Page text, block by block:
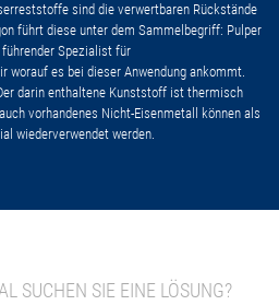
sind die verwertbaren Rückstände
führt diese unter dem Sammelbegriff: Pulper
Spezialist für
worauf es bei dieser Anwendung ankommt.
darin enthaltene Kunststoff ist thermisch
vorhandenes Nicht-Eisenmetall können als
wiederverwendet werden.
SUCHEN SIE EINE LÖSUNG?